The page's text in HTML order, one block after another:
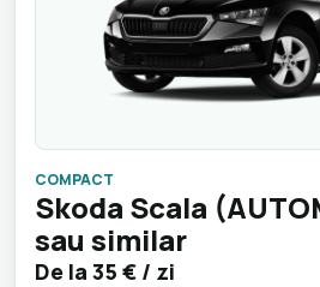
COMPACT
Skoda Scala
sau similar
De la 35 € / zi